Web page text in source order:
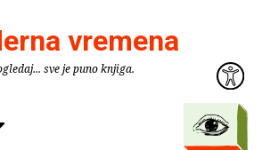
vremena
sve je puno knjiga.